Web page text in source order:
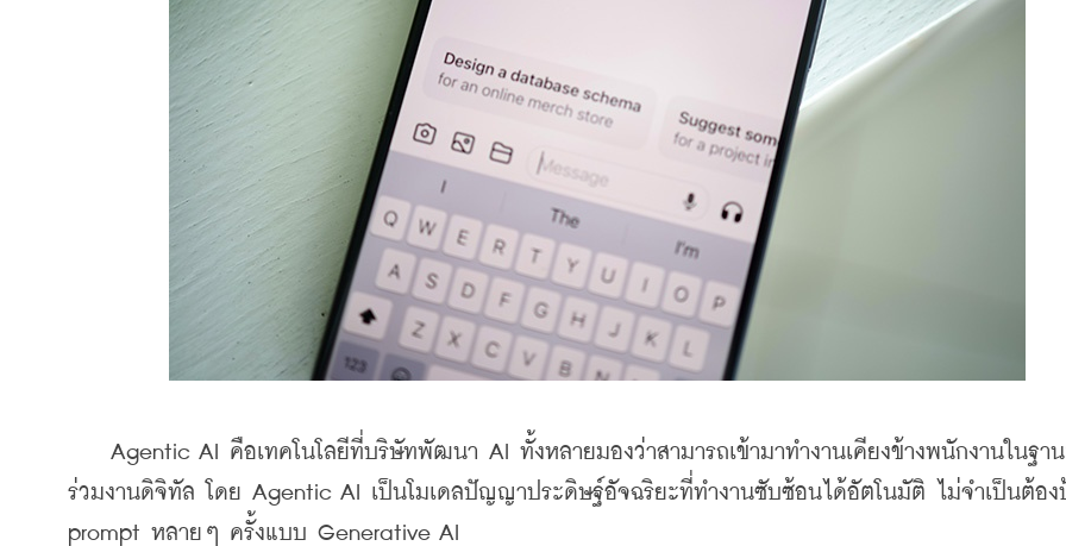
Agentic AI คือเทคโนโลยีที่บริษัทพัฒนา AI ทั้งหลายมองว่าสามารถเข้ามาทำงานเคียงข้างพนักงานในฐา
ร่วมงานดิจิทัล โดย Agentic AI เป็นโมเดลปัญญาประดิษฐ์อัจฉริยะที่ทำงานซับซ้อนได้อัตโนมัติ ไม่จำเป็นต้อง
prompt หลายๆ ครั้งแบบ Generative AI